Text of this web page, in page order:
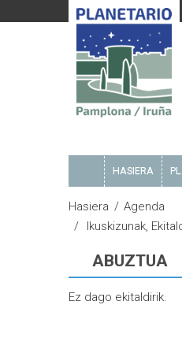
HASIERA
Hasiera
Agenda
Ikuskizunak,
ABUZTUA
Ez dago ekitaldirik.